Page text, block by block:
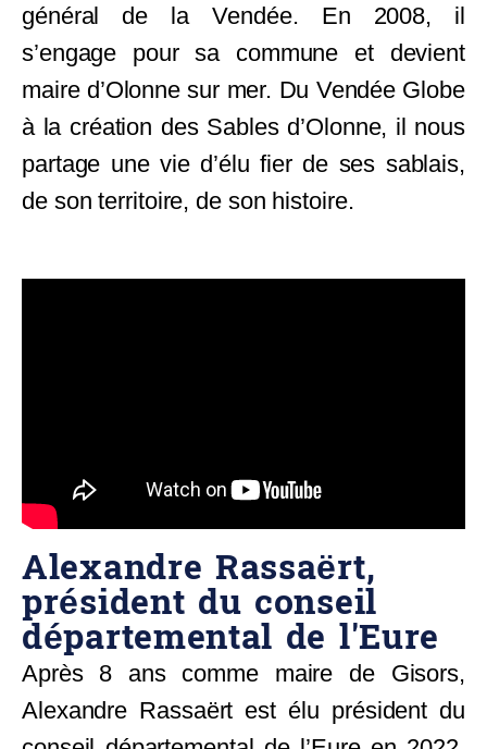
général de la Vendée. En 2008, il
s’engage pour sa commune et devient
maire d’Olonne sur mer. Du Vendée Globe
à la création des Sables d’Olonne, il nous
partage une vie d’élu fier de ses sablais,
de son territoire, de son histoire.
Alexandre Rassaërt,
président du conseil
départemental de l'Eure
Après 8 ans comme maire de Gisors,
Alexandre Rassaërt est élu président du